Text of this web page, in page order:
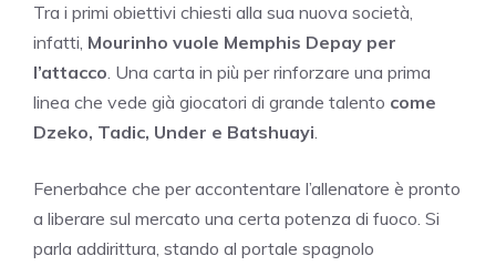
Tra i primi obiettivi chiesti alla sua nuova società,
infatti, Mourinho vuole Memphis Depay per
l’attacco. Una carta in più per rinforzare una prima
linea che vede già giocatori di grande talento come
Dzeko, Tadic, Under e Batshuayi.
Fenerbahce che per accontentare l’allenatore è pronto
a liberare sul mercato una certa potenza di fuoco. Si
parla addirittura, stando al portale spagnolo